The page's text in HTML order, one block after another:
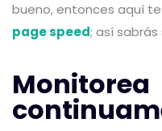
bueno, entonces aquí
page speed; así
Monitorea